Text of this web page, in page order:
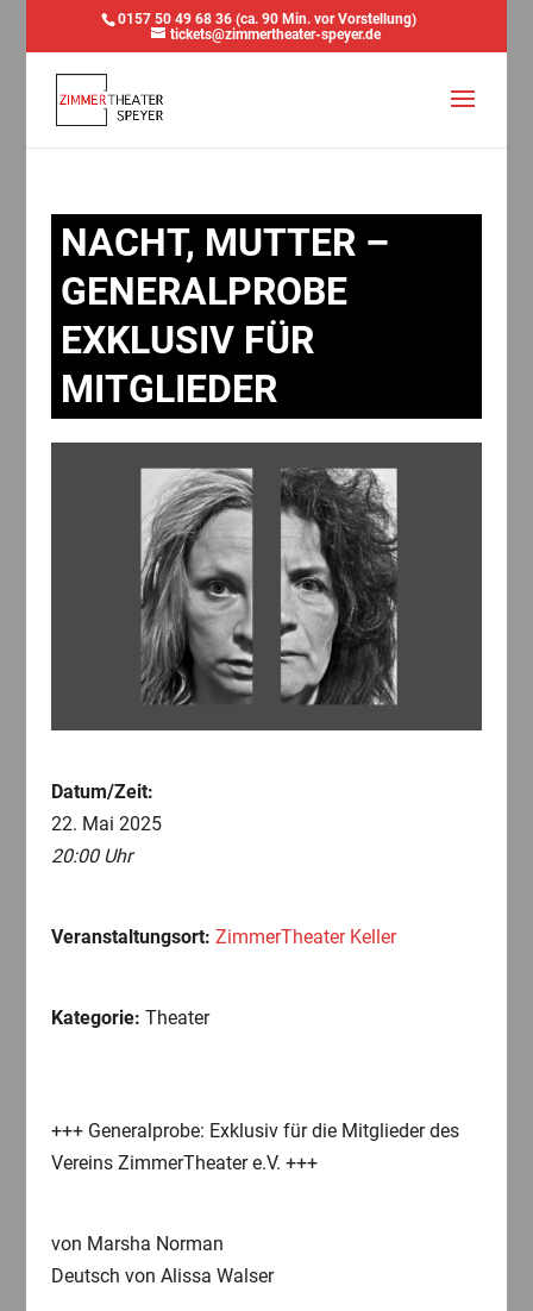
0157 50 49 68 36 (ca. 90 Min. vor Vorstellung)
tickets@zimmertheater-speyer.de
NACHT, MUTTER –
GENERALPROBE
EXKLUSIV FÜR
MITGLIEDER
Datum/Zeit:
22. Mai 2025
20:00 Uhr
Veranstaltungsort: ZimmerTheater Keller
Kategorie: Theater
+++ Generalprobe: Exklusiv für die Mitglieder des
Vereins ZimmerTheater e.V. +++
von Marsha Norman
Deutsch von Alissa Walser